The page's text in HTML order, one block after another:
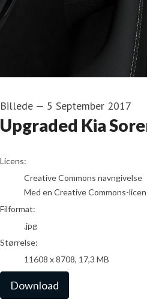
Billede — 5 September 2017
Upgraded Kia
go to media item
Licens:
Creative Commons navngivelse
Med en Creative Commons-
Filformat:
.jpg
Størrelse:
11608 x 8708, 17,3 MB
Download